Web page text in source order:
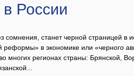
России
сомнения, станет черной страницей в
реформы» в экономике или «черного
многих регионах страны: Брянской,